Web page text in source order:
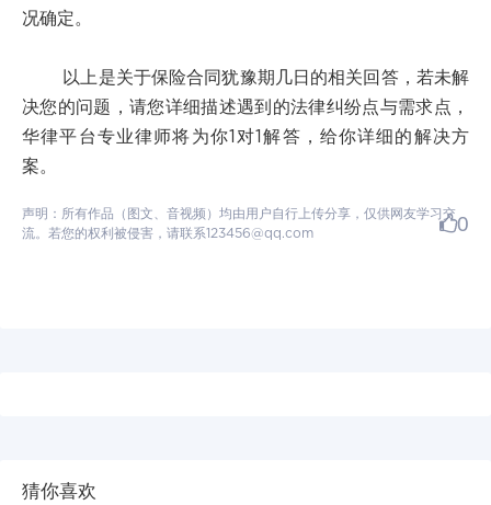
况确定。
以上是关于保险合同犹豫期几日的相关回答，若未解
决您的问题，请您详细描述遇到的法律纠纷点与需求点，
华律平台专业律师将为你1对1解答，给你详细的解决方
案。
声明：所有作品（图文、音视频）均由用户自行上传分享，仅供网友学习交
流。若您的权利被侵害，请联系123456@qq.com
0
猜你喜欢